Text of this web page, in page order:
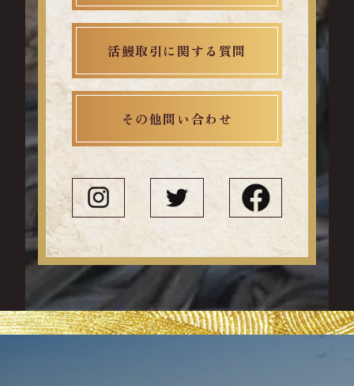
活鰻取引に関する質問
その他問い合わせ